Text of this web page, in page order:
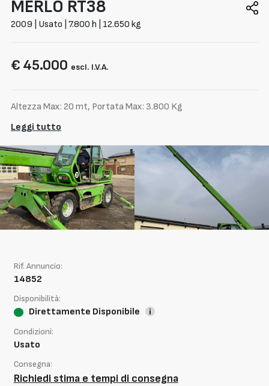
MERLO RT38
2009 | Usato | 7.800 h | 12.650 kg
€ 45.000 escl. I.V.A.
Altezza Max: 20 mt, Portata Max: 3.800 Kg
Leggi tutto
Rif. Annuncio:
14852
Disponibilità:
Direttamente Disponibile
Condizioni:
Usato
Consegna:
Richiedi stima e tempi di consegna